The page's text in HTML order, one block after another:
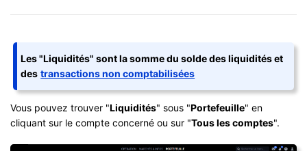
Les "Liquidités" sont la somme du solde des liquidités et
des transactions non comptabilisées
Vous pouvez trouver "Liquidités" sous "Portefeuille" en
cliquant sur le compte concerné ou sur "Tous les comptes".